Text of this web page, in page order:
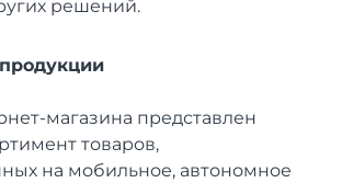
решений.
магазина представлен
товаров,
на мобильное, автономное